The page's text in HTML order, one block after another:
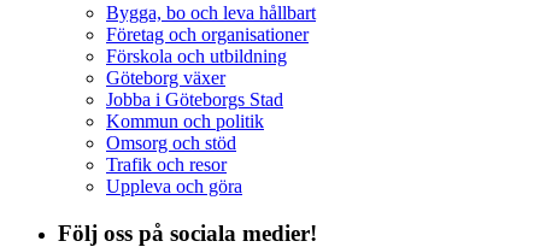
Bygga, bo och leva hållbart
Företag och organisationer
Förskola och utbildning
Göteborg växer
Jobba i Göteborgs Stad
Kommun och politik
Omsorg och stöd
Trafik och resor
Uppleva och göra
Följ oss på sociala medier!